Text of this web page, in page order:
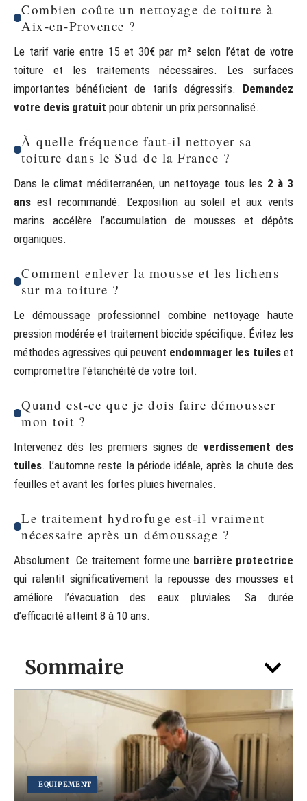
Sommaire
EQUIPEMENT
Combien coûte un nettoyage de toiture à
Aix-en-Provence ?
Le tarif varie entre 15 et 30€ par m² selon l’état de votre
toiture et les traitements nécessaires. Les surfaces
importantes bénéficient de tarifs dégressifs. Demandez
votre devis gratuit pour obtenir un prix personnalisé.
À quelle fréquence faut-il nettoyer sa
toiture dans le Sud de la France ?
Dans le climat méditerranéen, un nettoyage tous les 2 à 3
ans est recommandé. L’exposition au soleil et aux vents
marins accélère l’accumulation de mousses et dépôts
organiques.
Comment enlever la mousse et les lichens
sur ma toiture ?
Le démoussage professionnel combine nettoyage haute
pression modérée et traitement biocide spécifique. Évitez les
méthodes agressives qui peuvent endommager les tuileset
compromettre l’étanchéité de votre toit.
Quand est-ce que je dois faire démousser
mon toit ?
Intervenez dès les premiers signes de verdissement des
tuiles. L’automne reste la période idéale, après la chute des
feuilles et avant les fortes pluies hivernales.
Le traitement hydrofuge est-il vraiment
nécessaire après un démoussage ?
Absolument. Ce traitement forme une barrière protectrice
qui ralentit significativement la repousse des mousses et
améliore l’évacuation des eaux pluviales. Sa durée
d’efficacité atteint 8 à 10 ans.